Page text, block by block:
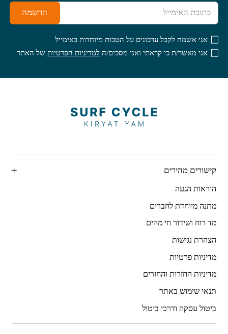
הרשמה
אני אשמח לקבל עדכונים על הטבות מיוחדות באימייל
אני מאשר/ת כי קראתי ואני מסכים/ה למדיניות הפרטיותשל האתר
קישורים מהירים
הוראות הגעה
מתנה מיוחדת לחברים
מד רוח ושידור חי מהים
הצהרת נגישות
מדיניות פרטיות
מדיניות החזרות והחזרים
תנאי שימוש באתר
ביטול עסקה ודרכי ביטול